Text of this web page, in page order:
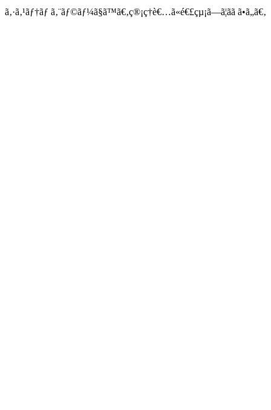
ã‚·ã‚¹ãƒ†ãƒ ã‚¨ãƒ©ãƒ¼ã§ã™ã€‚ç®¡ç†è€…ã«é€£çµ¡ã—ã¦ãã ã•ã„ã€‚